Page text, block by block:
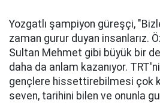
Yozgatlı şampiyon güreşçi,
zaman gurur duyan insanlarız.
Sultan Mehmet gibi büyük bir
daha da anlam kazanıyor.
gençlere hissettirebilmesi çok
seven, tarihini bilen ve onunla